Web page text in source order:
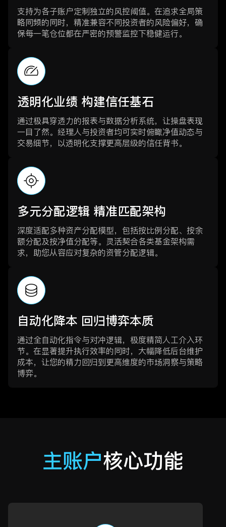
支持为各子账户定制独立的风控阈值。在追求全局策
略同频的同时，精准兼容不同投资者的风险偏好，确
保每一笔仓位都在严密的预警监控下稳健运行。
透明化业绩 构建信任基石
通过极具穿透力的报表与数据分析系统，让操盘表现
一目了然。经理人与投资者均可实时俯瞰净值动态与
交易细节，以透明化支撑更高层级的信任背书。
多元分配逻辑 精准匹配架构
深度适配多种资产分配模型，包括按比例分配、按余
额分配及按净值分配等。灵活契合各类基金架构需
求，助您从容应对复杂的资管分配逻辑。
自动化降本 回归博弈本质
通过全自动化指令与对冲逻辑，极度精简人工介入环
节。在显著提升执行效率的同时，大幅降低后台维护
成本，让您的精力回归到更高维度的市场洞察与策略
博弈。
主账户核心功能